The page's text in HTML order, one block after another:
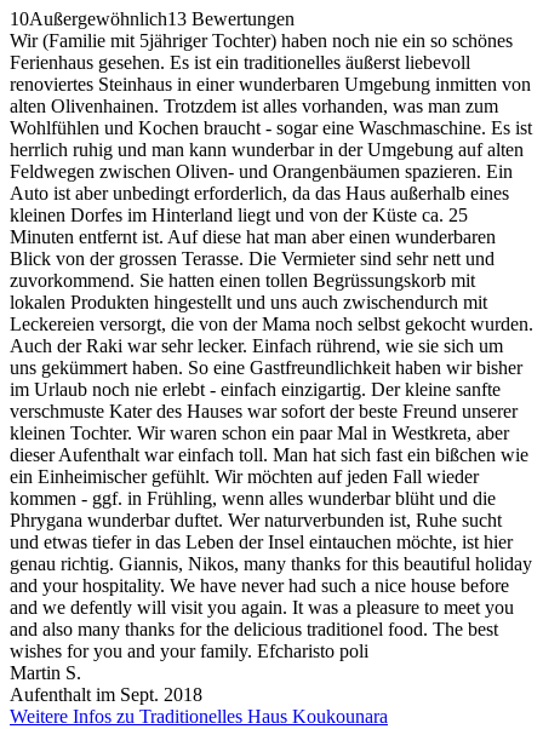
10Außergewöhnlich13 Bewertungen
Wir (Familie mit 5jähriger Tochter) haben noch nie ein so schönes
Ferienhaus gesehen. Es ist ein traditionelles äußerst liebevoll
renoviertes Steinhaus in einer wunderbaren Umgebung inmitten von
alten Olivenhainen. Trotzdem ist alles vorhanden, was man zum
Wohlfühlen und Kochen braucht - sogar eine Waschmaschine. Es ist
herrlich ruhig und man kann wunderbar in der Umgebung auf alten
Feldwegen zwischen Oliven- und Orangenbäumen spazieren. Ein
Auto ist aber unbedingt erforderlich, da das Haus außerhalb eines
kleinen Dorfes im Hinterland liegt und von der Küste ca. 25
Minuten entfernt ist. Auf diese hat man aber einen wunderbaren
Blick von der grossen Terasse. Die Vermieter sind sehr nett und
zuvorkommend. Sie hatten einen tollen Begrüssungskorb mit
lokalen Produkten hingestellt und uns auch zwischendurch mit
Leckereien versorgt, die von der Mama noch selbst gekocht wurden.
Auch der Raki war sehr lecker. Einfach rührend, wie sie sich um
uns gekümmert haben. So eine Gastfreundlichkeit haben wir bisher
im Urlaub noch nie erlebt - einfach einzigartig. Der kleine sanfte
verschmuste Kater des Hauses war sofort der beste Freund unserer
kleinen Tochter. Wir waren schon ein paar Mal in Westkreta, aber
dieser Aufenthalt war einfach toll. Man hat sich fast ein bißchen wie
ein Einheimischer gefühlt. Wir möchten auf jeden Fall wieder
kommen - ggf. in Frühling, wenn alles wunderbar blüht und die
Phrygana wunderbar duftet. Wer naturverbunden ist, Ruhe sucht
und etwas tiefer in das Leben der Insel eintauchen möchte, ist hier
genau richtig. Giannis, Nikos, many thanks for this beautiful holiday
and your hospitality. We have never had such a nice house before
and we defently will visit you again. It was a pleasure to meet you
and also many thanks for the delicious traditionel food. The best
wishes for you and your family. Efcharisto poli
Martin S.
Aufenthalt im Sept. 2018
Weitere Infos zu Traditionelles Haus Koukounara